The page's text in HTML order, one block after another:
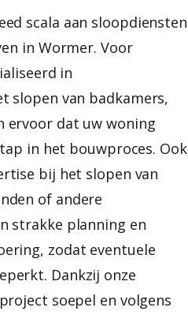
scala aan sloopdiensten
in Wormer. Voor
in
slopen van badkamers,
ervoor dat uw woning
in het bouwproces. Ook
bij het slopen van
of andere
strakke planning en
zodat eventuele
Dankzij onze
soepel en volgens